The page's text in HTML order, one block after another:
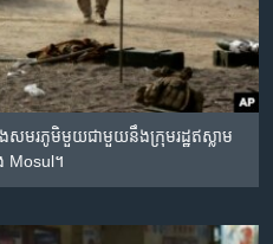
ង​សមរភូមិ​មួយ​ជាមួយ​នឹង​ក្រុម​រដ្ឋ​ឥស្លាម​
Mosul។